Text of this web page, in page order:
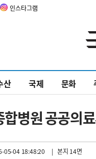
인스타그램
산 국제 문화
병원 공공의
05-04 18:48:20 | 본지 14면